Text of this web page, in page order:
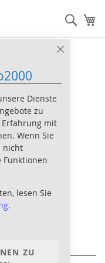
Close
Dienste
zu
mit
Wenn Sie
nicht
Funktionen
lesen Sie
.
ZU